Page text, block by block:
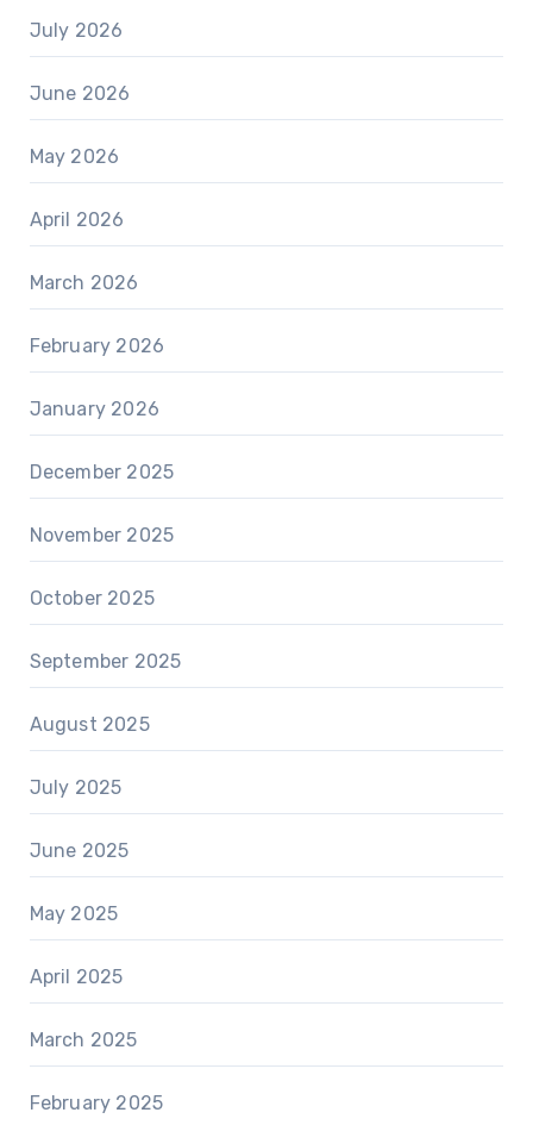
July 2026
June 2026
May 2026
April 2026
March 2026
February 2026
January 2026
December 2025
November 2025
October 2025
September 2025
August 2025
July 2025
June 2025
May 2025
April 2025
March 2025
February 2025